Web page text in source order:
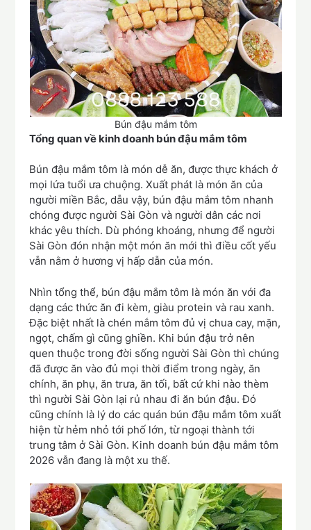
Bún đậu mắm tôm
Tổng quan về kinh doanh bún đậu mắm tôm
Bún đậu mắm tôm là món dễ ăn, được thực khách ở
mọi lứa tuổi ưa chuộng. Xuất phát là món ăn của
người miền Bắc, dẫu vậy, bún đậu mắm tôm nhanh
chóng được người Sài Gòn và người dân các nơi
khác yêu thích. Dù phóng khoáng, nhưng để người
Sài Gòn đón nhận một món ăn mới thì điều cốt yếu
vẫn nằm ở hương vị hấp dẫn của món.
Nhìn tổng thể, bún đậu mắm tôm là món ăn với đa
dạng các thức ăn đi kèm, giàu protein và rau xanh.
Đặc biệt nhất là chén mắm tôm đủ vị chua cay, mặn,
ngọt, chấm gì cũng ghiền. Khi bún đậu trở nên
quen thuộc trong đời sống người Sài Gòn thì chúng
đã được ăn vào đủ mọi thời điểm trong ngày, ăn
chính, ăn phụ, ăn trưa, ăn tối, bất cứ khi nào thèm
thì người Sài Gòn lại rủ nhau đi ăn bún đậu. Đó
cũng chính là lý do các quán bún đậu mắm tôm xuất
hiện từ hẻm nhỏ tới phố lớn, từ ngoại thành tới
trung tâm ở Sài Gòn. Kinh doanh bún đậu mắm tôm
2026 vẫn đang là một xu thế.